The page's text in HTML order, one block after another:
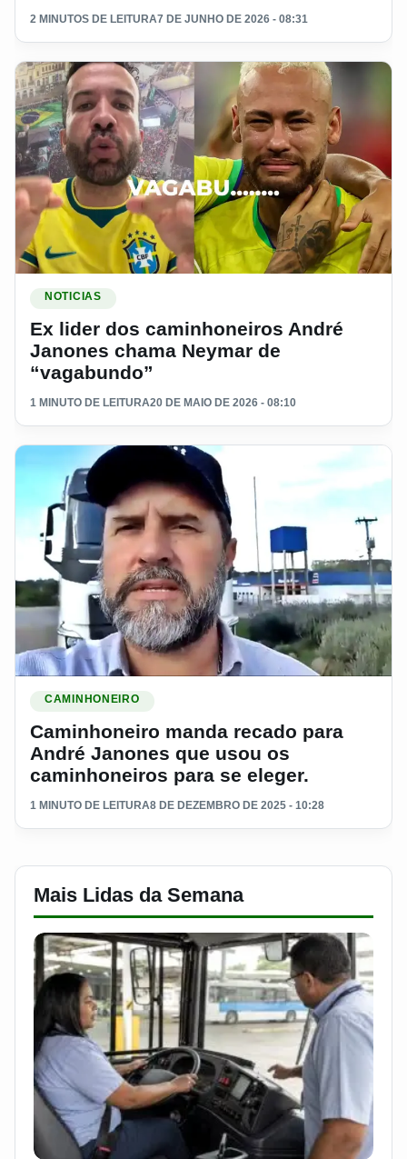
2 MINUTOS DE LEITURA7 DE JUNHO DE 2026 - 08:31
NOTICIAS
Ex lider dos caminhoneiros André
Janones chama Neymar de
“vagabundo”
1 MINUTO DE LEITURA20 DE MAIO DE 2026 - 08:10
CAMINHONEIRO
Caminhoneiro manda recado para
André Janones que usou os
caminhoneiros para se eleger.
1 MINUTO DE LEITURA8 DE DEZEMBRO DE 2025 - 10:28
Mais Lidas da Semana